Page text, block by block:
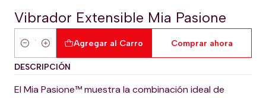
Vibrador Extensible Mia Pasione
Cantidad
Agregar al Carro Comprar ahora
DESCRIPCIÓN
El Mia Pasione™ muestra la combinación ideal de